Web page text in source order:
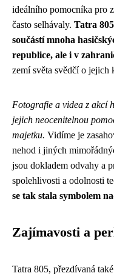
ideálního pomocníka pro
často selhávaly. Tatra
součástí mnoha
republice, ale i v
zemí světa svědčí o jejich
Fotografie a videa z akcí
jejich neocenitelnou
majetku. Vidíme je
nehod i jiných
jsou dokladem odvahy a
spolehlivosti a odolnosti
se tak stala symbolem
Zajímavosti a
Tatra 805, přezdívaná